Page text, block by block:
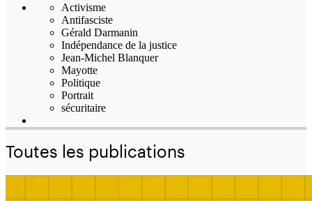
Activisme
Antifasciste
Gérald Darmanin
Indépendance de la justice
Jean-Michel Blanquer
Mayotte
Politique
Portrait
sécuritaire
Toutes les publications